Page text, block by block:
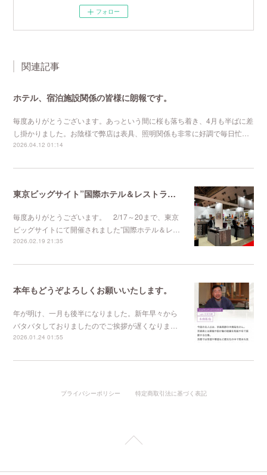
フォロー
関連記事
ホテル、宿泊施設関係の皆様に朗報です。
毎度ありがとうございます。あっという間に桜も落ち着き、4月も半ばに差
し掛かりました。お陰様で弊店は表具、照明関係も非常に好調で毎日忙…
2026.04.12 01:14
東京ビッグサイト”国際ホテル＆レストランショー
毎度ありがとうございます。 2/17～20まで、東京
ビッグサイトにて開催されました”国際ホテル＆レ…
2026.02.19 21:35
本年もどうぞよろしくお願いいたします。
年が明け、一月も後半になりました。新年早々から
バタバタしておりましたのでご挨拶が遅くなりま…
2026.01.24 01:55
プライバシーポリシー 特定商取引法に基づく表記